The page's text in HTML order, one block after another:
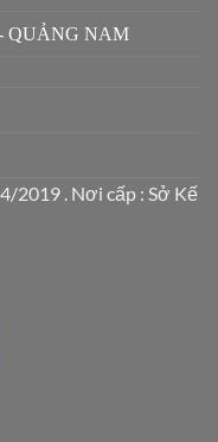
QUẢNG NAM
2019 . Nơi cấp : Sở Kế